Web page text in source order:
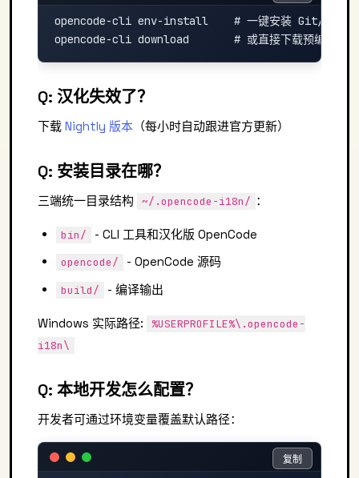
opencode-cli env-install    # 一键安装 Git/Node/
Q: 汉化失效了？
下载 Nightly 版本 （每小时自动跟进官方更新）
Q: 安装目录在哪？
三端统一目录结构 ~/.opencode-i18n/ ：
bin/ - CLI 工具和汉化版 OpenCode
opencode/ - OpenCode 源码
build/ - 编译输出
Windows 实际路径:
%USERPROFILE%\.opencode-
i18n\
Q: 本地开发怎么配置？
开发者可通过环境变量覆盖默认路径：
复制
复制